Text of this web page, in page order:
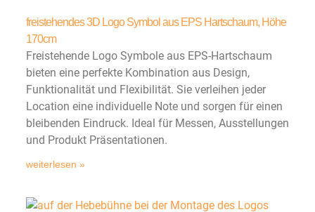
freistehendes 3D Logo Symbol aus EPS Hartschaum, Höhe
170cm
Freistehende Logo Symbole aus EPS-Hartschaum
bieten eine perfekte Kombination aus Design,
Funktionalität und Flexibilität. Sie verleihen jeder
Location eine individuelle Note und sorgen für einen
bleibenden Eindruck. Ideal für Messen, Ausstellungen
und Produkt Präsentationen.
weiterlesen »